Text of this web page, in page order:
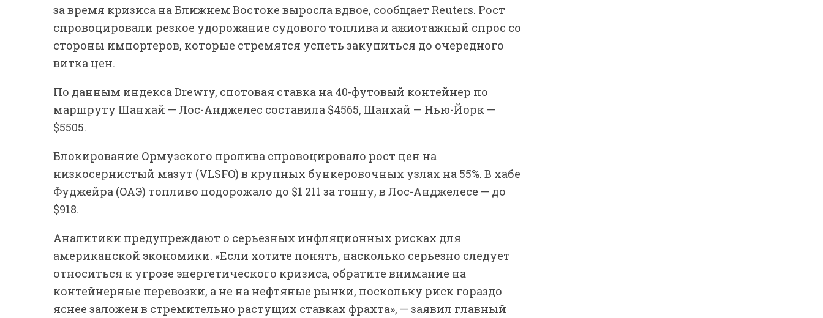
за время кризиса на Ближнем Востоке выросла вдвое, сообщает Reuters. Рост
спровоцировали резкое удорожание судового топлива и ажиотажный спрос со
стороны импортеров, которые стремятся успеть закупиться до очередного
витка цен.
По данным индекса Drewry, спотовая ставка на 40-футовый контейнер по
маршруту Шанхай — Лос-Анджелес составила $4565, Шанхай — Нью-Йорк —
$5505.
Блокирование Ормузского пролива спровоцировало рост цен на
низкосернистый мазут (VLSFO) в крупных бункеровочных узлах на 55%. В хабе
Фуджейра (ОАЭ) топливо подорожало до $1 211 за тонну, в Лос-Анджелесе — до
$918.
Аналитики предупреждают о серьезных инфляционных рисках для
американской экономики. «Если хотите понять, насколько серьезно следует
относиться к угрозе энергетического кризиса, обратите внимание на
контейнерные перевозки, а не на нефтяные рынки, поскольку риск гораздо
яснее заложен в стремительно растущих ставках фрахта», — заявил главный